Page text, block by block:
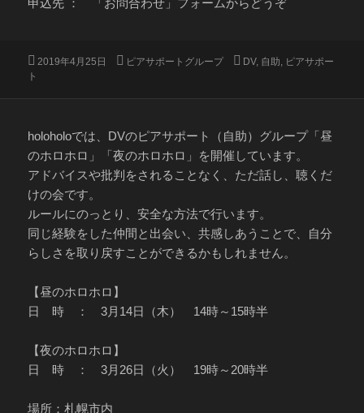
投
2019年4月25日
カ
ピアサポートグループ
タ
DV, 自助, ピアサポー
ト
holoholoでは、DVのピアサポート（自助）グループ「昼
のホロホロ」「夜のホロホロ」を開催しています。
アドバイスや批判をされることなく、ただ話し、聴くだ
けの会です。
ルールにのっとり、安全な方法で行います。
同じ経験をした仲間と出会い、共感しあうことで、自分
らしさを取り戻すことができるかもしれません。
【昼のホロホロ】
日 時 ： 3月14日（木） 14時～15時半
【夜のホロホロ】
日 時 ： 3月26日（火） 19時～20時半
場所：札幌市内